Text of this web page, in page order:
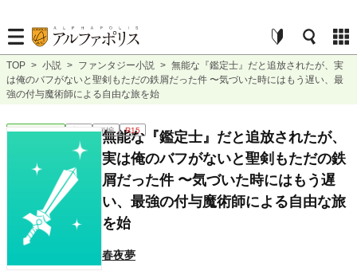
TOP > 小説 > ファンタジー小説 > 無能な『鑑定士』だと追放されたが、実
は俺のバフがないと聖剣もただの鉄屑だった件 〜気づいた時にはもう遅い、最
強の付与魔術師による自由な旅を始
ファンタジー 完結 短編 R15
無能な『鑑定士』だと追放されたが、
実は俺のバフがないと聖剣もただの鉄
屑だった件 〜気づいた時にはもう遅
い、最強の付与魔術師による自由な旅
を始
春夜夢